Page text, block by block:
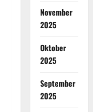
November
2025
Oktober
2025
September
2025